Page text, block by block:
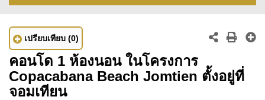
เปรียบเทียบ (0)
คอนโด 1 ห้องนอน ในโครงการ
Copacabana Beach Jomtien ตั้งอยู่ที่
จอมเทียน